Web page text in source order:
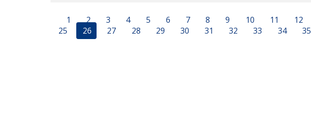
1 2 3 4 5 6 7 8 9 10 11 12
25
26 27 28 29 30 31 32 33 34 35